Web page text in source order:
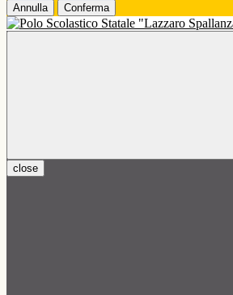
Annulla Conferma
close